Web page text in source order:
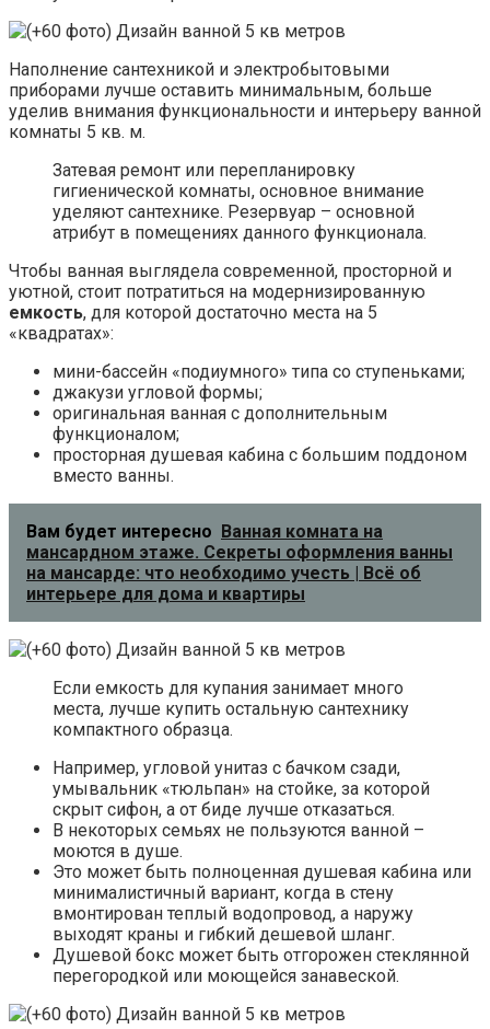
Наполнение сантехникой и электробытовыми
приборами лучше оставить минимальным, больше
уделив внимания функциональности и интерьеру ванной
комнаты 5 кв. м.
Затевая ремонт или перепланировку
гигиенической комнаты, основное внимание
уделяют сантехнике. Резервуар – основной
атрибут в помещениях данного функционала.
Чтобы ванная выглядела современной, просторной и
уютной, стоит потратиться на модернизированную
емкость, для которой достаточно места на 5
«квадратах»:
мини-бассейн «подиумного» типа со ступеньками;
джакузи угловой формы;
оригинальная ванная с дополнительным
функционалом;
просторная душевая кабина с большим поддоном
вместо ванны.
Вам будет интересно Ванная комната на
мансардном этаже. Секреты оформления ванны
на мансарде: что необходимо учесть | Всё об
интерьере для дома и квартиры
Если емкость для купания занимает много
места, лучше купить остальную сантехнику
компактного образца.
Например, угловой унитаз с бачком сзади,
умывальник «тюльпан» на стойке, за которой
скрыт сифон, а от биде лучше отказаться.
В некоторых семьях не пользуются ванной –
моются в душе.
Это может быть полноценная душевая кабина или
минималистичный вариант, когда в стену
вмонтирован теплый водопровод, а наружу
выходят краны и гибкий дешевой шланг.
Душевой бокс может быть отгорожен стеклянной
перегородкой или моющейся занавеской.